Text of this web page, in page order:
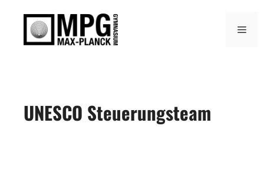
springen
UNESCO Steuerungsteam